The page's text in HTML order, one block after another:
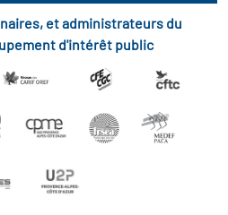
et administrateurs du
d'intérêt public